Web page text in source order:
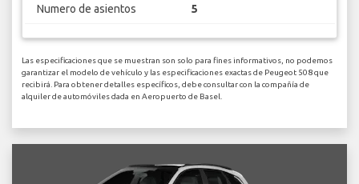
Numero de asientos 5
Las especificaciones que se muestran son solo para fines informativos, no podemos
garantizar el modelo de vehículo y las especificaciones exactas de Peugeot 508 que
recibirá. Para obtener detalles específicos, debe consultar con la compañía de
alquiler de automóviles dada en Aeropuerto de Basel.